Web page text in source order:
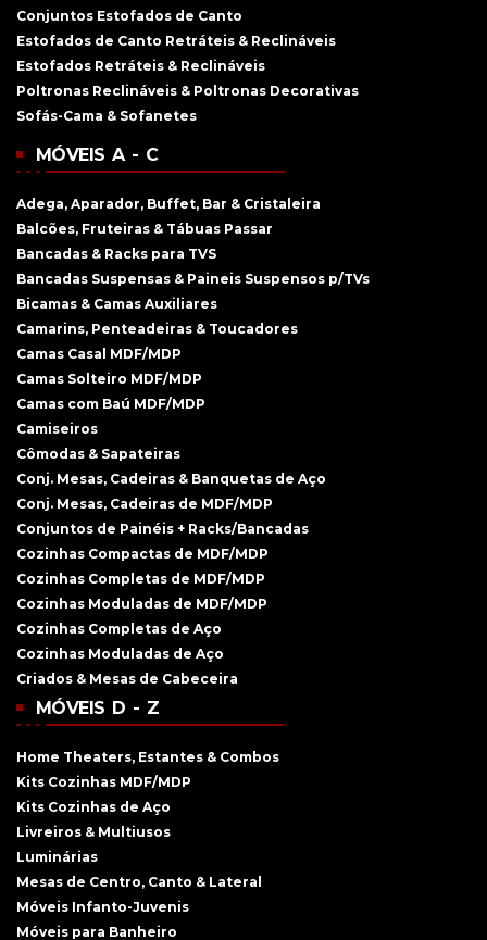
Conjuntos Estofados de Canto
Estofados de Canto Retráteis & Reclináveis
Estofados Retráteis & Reclináveis
Poltronas Reclináveis & Poltronas Decorativas
Sofás-Cama & Sofanetes
MÓVEIS A - C
Adega, Aparador, Buffet, Bar & Cristaleira
Balcões, Fruteiras & Tábuas Passar
Bancadas & Racks para TVS
Bancadas Suspensas & Paineis Suspensos p/TVs
Bicamas & Camas Auxiliares
Camarins, Penteadeiras & Toucadores
Camas Casal MDF/MDP
Camas Solteiro MDF/MDP
Camas com Baú MDF/MDP
Camiseiros
Cômodas & Sapateiras
Conj. Mesas, Cadeiras & Banquetas de Aço
Conj. Mesas, Cadeiras de MDF/MDP
Conjuntos de Painéis + Racks/Bancadas
Cozinhas Compactas de MDF/MDP
Cozinhas Completas de MDF/MDP
Cozinhas Moduladas de MDF/MDP
Cozinhas Completas de Aço
Cozinhas Moduladas de Aço
Criados & Mesas de Cabeceira
MÓVEIS D - Z
Home Theaters, Estantes & Combos
Kits Cozinhas MDF/MDP
Kits Cozinhas de Aço
Livreiros & Multiusos
Luminárias
Mesas de Centro, Canto & Lateral
Móveis Infanto-Juvenis
Móveis para Banheiro